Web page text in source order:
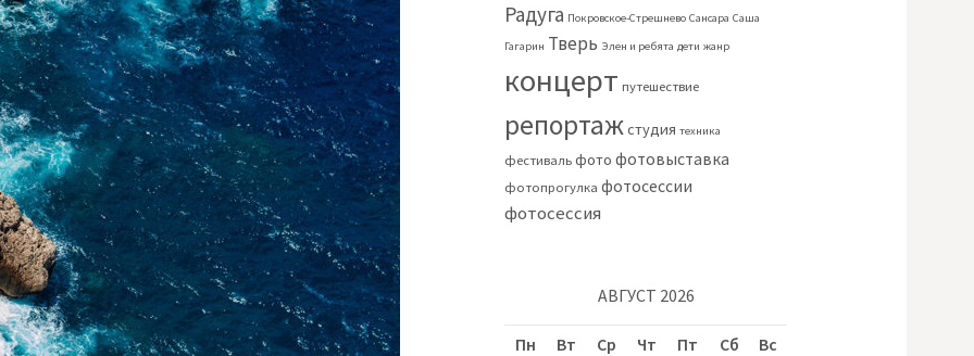
Радуга Покровское-Стрешнево Сансара Саша
Гагарин Тверь Элен и ребята дети жанр
концерт путешествие
репортажстудия техника
фестиваль фото фотовыставка
фотопрогулка фотосессии
фотосессия
АВГУСТ 2026
Пн Вт Ср Чт Пт Сб
Вс